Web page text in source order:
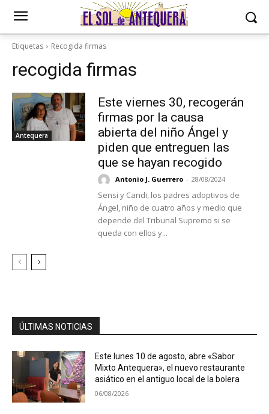
Etiquetas Recogida firmas
recogida firmas
Antequera
Este viernes 30, recogerán
firmas por la causa
abierta del niño Ángel y
piden que entreguen las
que se hayan recogido
Antonio J. Guerrero - 28/08/2024
Sensi y Candi, los padres adoptivos de
Ángel, niño de cuatro años y medio que
depende del Tribunal Supremo si se
queda con ellos y...
ÚLTIMAS NOTICIAS
Este lunes 10 de agosto, abre «Sabor
Mixto Antequera», el nuevo restaurante
asiático en el antiguo local de la bolera
06/08/2026